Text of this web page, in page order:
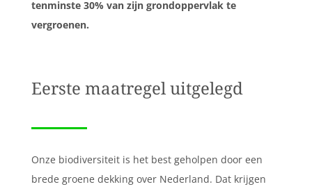
tenminste 30% van zijn grondoppervlak te
vergroenen.
Eerste maatregel uitgelegd
Onze biodiversiteit is het best geholpen door een
brede groene dekking over Nederland. Dat krijgen